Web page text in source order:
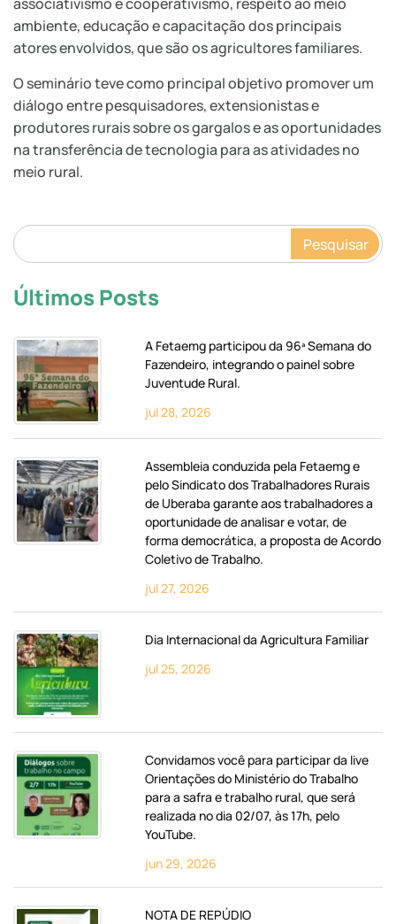
ambiente, educação e capacitação dos principais
atores envolvidos, que são os agricultores familiares.
O seminário teve como principal objetivo promover um
diálogo entre pesquisadores, extensionistas e
produtores rurais sobre os gargalos e as oportunidades
na transferência de tecnologia para as atividades no
meio rural.
Pesquisar
Últimos Posts
A Fetaemg participou da 96ª Semana do
Fazendeiro, integrando o painel sobre
Juventude Rural.
jul 28, 2026
Assembleia conduzida pela Fetaemg e
pelo Sindicato dos Trabalhadores Rurais
de Uberaba garante aos trabalhadores a
oportunidade de analisar e votar, de
forma democrática, a proposta de Acordo
Coletivo de Trabalho.
jul 27, 2026
Dia Internacional da Agricultura Familiar
jul 25, 2026
Convidamos você para participar da live
Orientações do Ministério do Trabalho
para a safra e trabalho rural, que será
realizada no dia 02/07, às 17h, pelo
YouTube.
jun 29, 2026
NOTA DE REPÚDIO